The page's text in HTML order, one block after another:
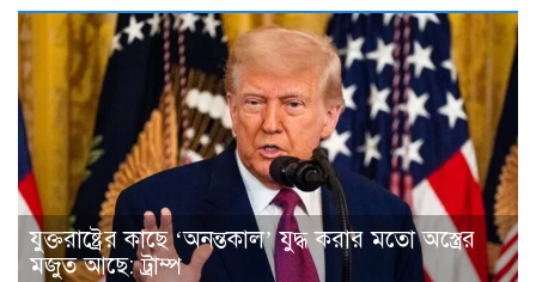
যুক্তরাষ্ট্রের কাছে ‘অনন্তকাল’ যুদ্ধ করার মতো অস্ত্রের
মজুত আছে: ট্রাম্প